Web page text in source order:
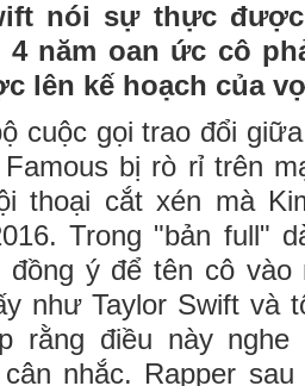
nói sự thực
4 năm oan ức cô
lên kế hoạch của
cuộc gọi trao đổi
bị rò rỉ trên
thoại cắt xén mà
Trong "bản full"
đồng ý để tên cô
như Taylor Swift và
rằng điều này
nhắc. Rapper